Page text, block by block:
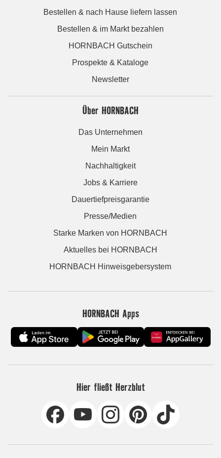
Bestellen & nach Hause liefern lassen
Bestellen & im Markt bezahlen
HORNBACH Gutschein
Prospekte & Kataloge
Newsletter
Über HORNBACH
Das Unternehmen
Mein Markt
Nachhaltigkeit
Jobs & Karriere
Dauertiefpreisgarantie
Presse/Medien
Starke Marken von HORNBACH
Aktuelles bei HORNBACH
HORNBACH Hinweisgebersystem
HORNBACH Apps
Hier fließt Herzblut